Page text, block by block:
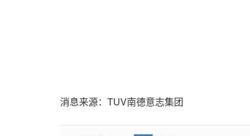
消息来源：TUV南德意志集团